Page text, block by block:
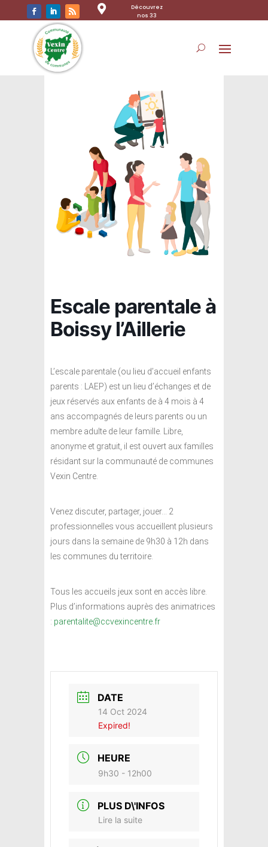

Découvrez
nos 33
Escale parentale à
Boissy l’Aillerie
L’escale parentale (ou lieu d’accueil enfants
parents : LAEP) est un lieu d’échanges et de
jeux réservés aux enfants de à 4 mois à 4
ans accompagnés de leurs parents ou un
membre adulte de leur famille. Libre,
anonyme et gratuit, il est ouvert aux familles
résidant sur la communauté de communes
Vexin Centre.
Venez discuter, partager, jouer… 2
professionnelles vous accueillent plusieurs
jours dans la semaine de 9h30 à 12h dans
les communes du territoire.
Tous les accueils jeux sont en accès libre.
Plus d’informations auprès des animatrices
: parentalite@ccvexincentre.fr
DATE
14 Oct 2024
Expired!
HEURE
9h30 - 12h00
PLUS D\'INFOS
Lire la suite